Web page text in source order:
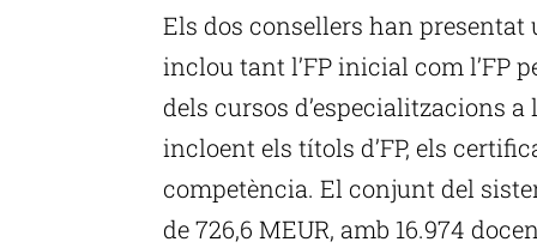
Els dos consellers han presentat
inclou tant l’FP inicial com l’FP
dels cursos d’especialitzacions
incloent els títols d’FP, els
competència. El conjunt del
de 726,6 MEUR, amb 16.974